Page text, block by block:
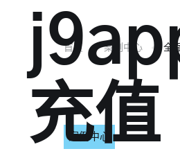
首页 案例中心 全
案例中心